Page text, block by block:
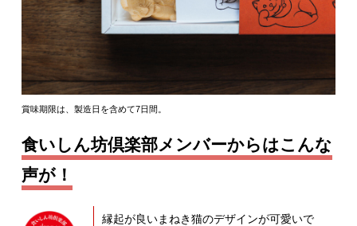
賞味期限は、製造日を含めて7日間。
食いしん坊倶楽部メンバーからはこんな
声が！
縁起が良いまねき猫のデザインが可愛いで